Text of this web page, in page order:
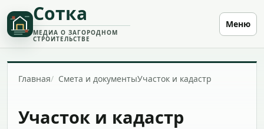
Сотка
МЕДИА О ЗАГОРОДНОМ
СТРОИТЕЛЬСТВЕ
Меню
Главная Смета и документыУчасток и кадастр
Участок и кадастр